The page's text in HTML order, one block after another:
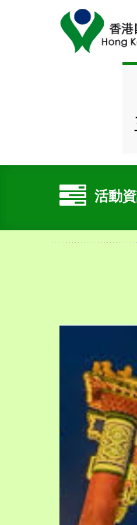
活動
創新
青